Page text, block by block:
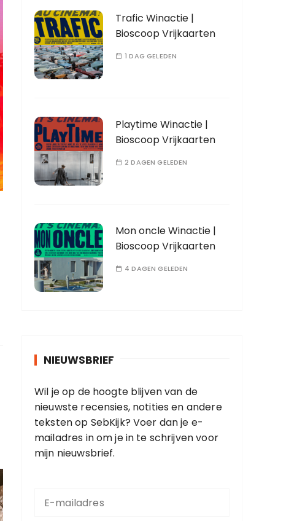
Trafic Winactie |
Bioscoop Vrijkaarten
1 DAG GELEDEN
Playtime Winactie |
Bioscoop Vrijkaarten
2 DAGEN GELEDEN
Mon oncle Winactie |
Bioscoop Vrijkaarten
4 DAGEN GELEDEN
NIEUWSBRIEF
Wil je op de hoogte blijven van de
nieuwste recensies, notities en andere
teksten op SebKijk? Voer dan je e-
mailadres in om je in te schrijven voor
mijn nieuwsbrief.